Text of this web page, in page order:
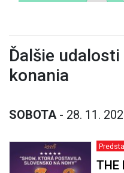
Ďalšie
konania
SOBOTA - 28. 11.
THE